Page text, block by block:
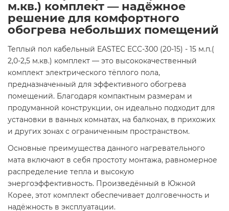
м.кв.) комплект — надёжное
решение для комфортного
обогрева небольших помещений
Теплый пол кабельный EASTEC ECC-300 (20-15) - 15 м.п.(
2,0-2,5 м.кв.) комплект — это высококачественный
комплект электрического тёплого пола,
предназначенный для эффективного обогрева
помещений. Благодаря компактным размерам и
продуманной конструкции, он идеально подходит для
установки в ванных комнатах, на балконах, в прихожих
и других зонах с ограниченным пространством.​
Основные преимущества данного нагревательного
мата включают в себя простоту монтажа, равномерное
распределение тепла и высокую
энергоэффективность. Произведённый в Южной
Корее, этот комплект обеспечивает долговечность и
надёжность в эксплуатации.​